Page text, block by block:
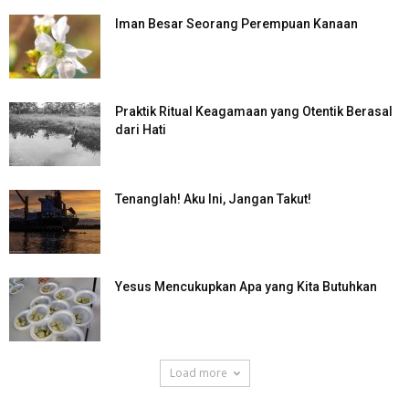
Iman Besar Seorang Perempuan Kanaan
Praktik Ritual Keagamaan yang Otentik Berasal
dari Hati
Tenanglah! Aku Ini, Jangan Takut!
Yesus Mencukupkan Apa yang Kita Butuhkan
Load more